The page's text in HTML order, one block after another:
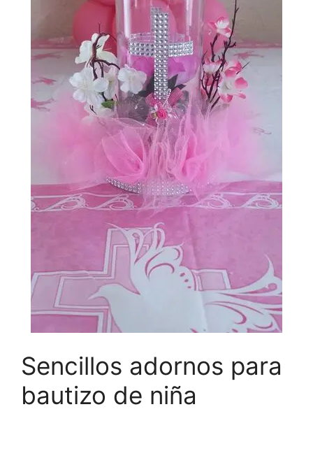
Sencillos adornos para
bautizo de niña